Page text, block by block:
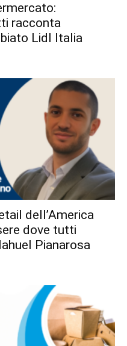
racconta
Lidl Italia
dell’America
dove tutti
Pianarosa